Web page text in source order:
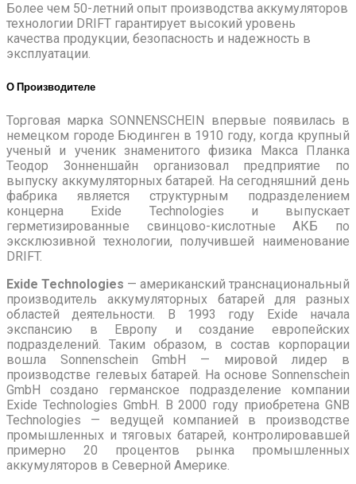
Более чем 50-летний опыт производства аккумулято­ров
технологии DRIFT гарантирует высокий уровень
качества продукции, безопасность и надежность в
эксплуатации.
О Производителе
Торговая марка SONNENSCHEIN впервые появилась в
немецком городе Бюдинген в 1910 году, когда крупный
ученый и ученик знаменитого физика Макса Планка
Теодор Зонненшайн организовал предприятие по
выпуску аккумуляторных батарей. На сегодняшний день
фабрика является структурным подразделением
концерна Exide Technologies и выпускает
герметизированные свинцово-кислотные АКБ по
эксклюзивной технологии, получившей наименование
DRIFT.
Exide Technologies — американский транснациональный
производитель аккумуляторных батарей для разных
областей деятельности. В 1993 году Exide начала
экспансию в Европу и создание европейских
подразделений. Таким образом, в состав корпорации
вошла Sonnenschein GmbH — мировой лидер в
производстве гелевых батарей. На основе Sonnenschein
GmbH создано германское подразделение компании
Exide Technologies GmbH. В 2000 году приобретена GNB
Technologies — ведущей компанией в производстве
промышленных и тяговых батарей, контролировавшей
примерно 20 процентов рынка промышленных
аккумуляторов в Северной Америке.